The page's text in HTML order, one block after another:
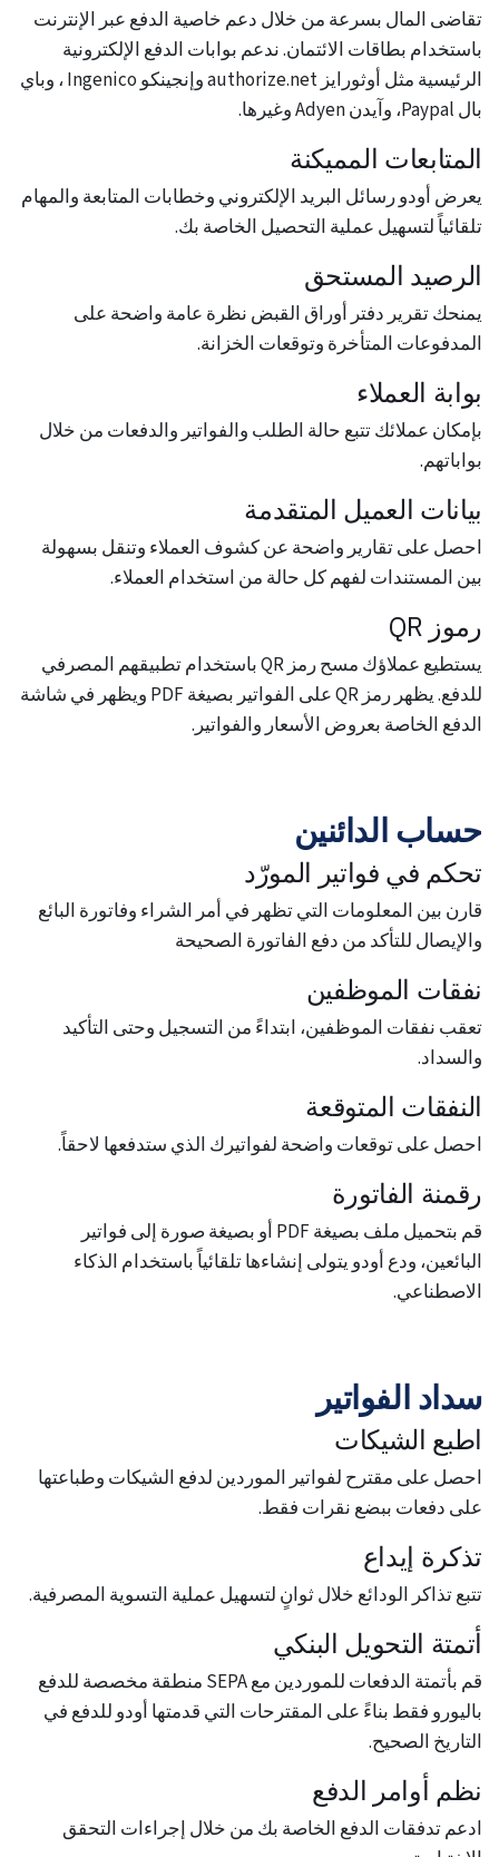
​تقاضى المال بسرعة من خلال دعم خاصية الدفع عبر الإنترنت
باستخدام بطاقات الائتمان. ندعم بوابات الدفع الإلكترونية
الرئيسية مثل أوثورايز authorize.net وإنجينكو Ingenico ، وباي
بال Paypal، وآيدن Adyen وغيرها.
المتابعات المميكنة
يعرض أودو رسائل البريد الإلكتروني وخطابات المتابعة والمهام
تلقائياً لتسهيل عملية التحصيل الخاصة بك.
الرصيد المستحق
يمنحك تقرير دفتر أوراق القبض نظرة عامة واضحة على
المدفوعات المتأخرة وتوقعات الخزانة.
بوابة العملاء
بإمكان عملائك تتبع حالة الطلب والفواتير والدفعات من خلال
بواباتهم.
بيانات العميل المتقدمة
احصل على تقارير واضحة عن كشوف العملاء وتنقل بسهولة
بين المستندات لفهم كل حالة من استخدام العملاء.
رموز QR
يستطيع عملاؤك مسح رمز QR باستخدام تطبيقهم المصرفي
للدفع. يظهر رمز QR على الفواتير بصيغة PDF ويظهر في شاشة
الدفع الخاصة بعروض الأسعار والفواتير.
حساب الدائنين
تحكم في فواتير المورّد
قارن بين المعلومات التي تظهر في أمر الشراء وفاتورة البائع
والإيصال للتأكد من دفع الفاتورة الصحيحة
نفقات الموظفين
تعقب نفقات الموظفين، ابتداءً من التسجيل وحتى التأكيد
والسداد.
النفقات المتوقعة
احصل على توقعات واضحة لفواتيرك الذي ستدفعها لاحقاً.
رقمنة الفاتورة
قم بتحميل ملف بصيغة PDF أو بصيغة صورة إلى فواتير
البائعين، ودع أودو يتولى إنشاءها تلقائياً باستخدام الذكاء
الاصطناعي.
سداد الفواتير
اطبع الشيكات
احصل على مقترح لفواتير الموردين لدفع الشيكات وطباعتها
على دفعات ببضع نقرات فقط.
تذكرة إيداع
تتبع تذاكر الودائع خلال ثوانٍ لتسهيل عملية التسوية المصرفية.
أتمتة التحويل البنكي
قم بأتمتة الدفعات للموردين مع SEPA منطقة مخصصة للدفع
باليورو فقط بناءً على المقترحات التي قدمتها أودو للدفع في
التاريخ الصحيح.
نظم أوامر الدفع
ادعم تدفقات الدفع الخاصة بك من خلال إجراءات التحقق